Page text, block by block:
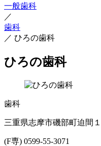
一般歯科
／
歯科
／ ひろの歯科
ひろの歯科
歯科
三重県志摩市磯部町迫間１
(F専) 0599-55-3071